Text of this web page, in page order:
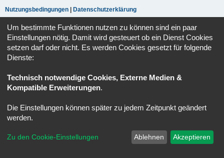
Nutzungsbedingungen
Datenschutzerklärung
Registrieren
Portal
Powered by phpBB
® Forum Software © phpBB Limited
Deutsche Übersetzung durch
Datenschutz |
Um bestimmte Funktionen nutzen zu können sind ein paar
Einstellungen nötig. Damit wird gesteuert ob ein Dienst Cookies
setzen darf oder nicht. Es werden Cookies gesetzt für folgende
Dienste:
Technisch notwendige Cookies, Externe Medien &
Kompatible Erweiterungen.
Die Einstellungen können später zu jedem Zeitpunkt geändert
werden.
Zu den Cookie-Einstellungen Ablehnen Akzeptieren